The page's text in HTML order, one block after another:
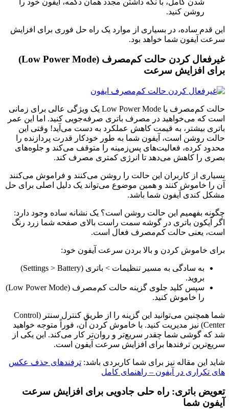
شدن کامل، با نگه داشتن مجدد همان دکمه، آیفون خود را
روشن کنید.
این قدم ساده، در بسیاری از موارد یک راه حل فوری برای افزایش
سرعت آیفون شما خواهد بود.
غیرفعال کردن حالت کم‌مصرف (Low Power Mode)
برای افزایش سرعت
حالت کم‌مصرف یا Low Power Mode یک ویژگی عالی برای زمانی
است که می‌خواهید در مصرف باتری صرفه‌جویی کنید. اما این عمر
باتری بیشتر، به قیمت کاهش عملکرد به دست می‌آید! وقتی این
حالت روشن است، آیفون شما به طور خودکار قدرت پردازنده را
محدود کرده، فعالیت‌های پس‌زمینه را متوقف می‌کند و جلوه‌های
بصری را کاهش می‌دهد تا انرژی کمتری مصرف کند.
بسیاری از کاربران این حالت را روشن می‌کنند و فراموش می‌کنند
آن را خاموش کنند و همین موضوع می‌تواند یک دلیل اصلی برای حل
مشکل کندی آیفون شما باشد.
چگونه بفهمیم این حالت روشن است؟ یک نشانه ساده وجود دارد:
اگر آیکون باتری در گوشه سمت راست بالای صفحه شما زرد رنگ
است، یعنی حالت کم‌مصرف فعال است.
برای خاموش کردن و بالا بردن سرعت آیفون خود:
به سادگی به مسیر تنظیمات > باتری (Settings > Battery)
بروید.
سپس کلید جلوی گزینه حالت کم‌مصرف (Low Power Mode)
را خاموش کنید.
شما همچنین می‌توانید این گزینه را از طریق کنترل سنتر (Control
Center) نیز مدیریت کنید. با خاموش کردن آن، فوراً متوجه خواهید
شد که گوشی شما چقدر سریع‌تر و روان‌تر کار می‌کند. این یکی از
سریع‌ترین ترفندها برای افزایش سرعت آیفون است.
شاید این مقاله نیز برای شما کاربردی باشد: ترفندهای حذف عکس
های تکراری در آیفون – راهنمای کامل
تعویض باتری: راه حلی جادویی برای افزایش سرعت
آیفون شما